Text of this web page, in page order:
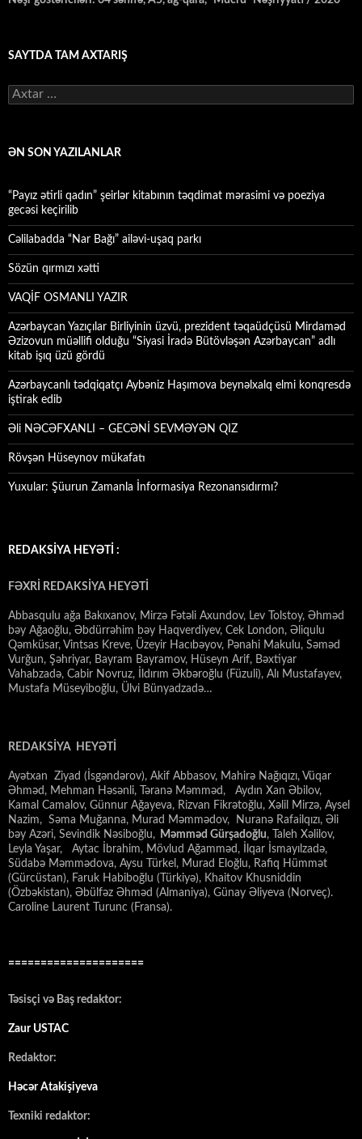
SAYTDA TAM AXTARIŞ
Axtarış:
ƏN SON YAZILANLAR
“Payız ətirli qadın” şeirlər kitabının təqdimat mərasimi və poeziya
gecəsi keçirilib
Cəlilabadda “Nar Bağı” ailəvi-uşaq parkı
Sözün qırmızı xətti
VAQİF OSMANLI YAZIR
Azərbaycan Yazıçılar Birliyinin üzvü, prezident təqaüdçüsü Mirdaməd
Əzizovun müəllifi olduğu “Siyasi İradə Bütövləşən Azərbaycan” adlı
kitab işıq üzü gördü
Azərbaycanlı tədqiqatçı Aybəniz Haşımova beynəlxalq elmi konqresdə
iştirak edib
Əli NƏCƏFXANLI – GECƏNİ SEVMƏYƏN QIZ
Rövşən Hüseynov mükafatı
Yuxular: Şüurun Zamanla İnformasiya Rezonansıdırmı?
REDAKSİYA HEYƏTİ :
FƏXRİ REDAKSİYA HEYƏTİ
Abbasqulu ağa Bakıxanov, Mirzə Fətəli Axundov, Lev Tolstoy, Əhməd
bəy Ağaoğlu, Əbdürrəhim bəy Haqverdiyev, Cek London, Əliqulu
Qəmküsar, Vintsas Kreve, Üzeyir Hacıbəyov, Pənahi Makulu, Səməd
Vurğun, Şəhriyar, Bayram Bayramov, Hüseyn Arif, Bəxtiyar
Vahabzadə, Cabir Novruz, İldırım Əkbəroğlu (Füzuli), Alı Mustafayev,
Mustafa Müseyiboğlu, Ülvi Bünyadzadə…
REDAKSİYA HEYƏTİ
Ayətxan Ziyad (İsgəndərov), Akif Abbasov, Mahirə Nağıqızı, Vüqar
Əhməd, Mehman Həsənli, Təranə Məmməd, Aydın Xan Əbilov,
Kamal Camalov, Günnur Ağayeva, Rizvan Fikrətoğlu, Xəlil Mirzə, Aysel
Nazim, Səma Muğanna, Murad Məmmədov, Nuranə Rafailqızı, Əli
bəy Azəri, Sevindik Nəsiboğlu, Məmməd Gürşadoğlu, Taleh Xəlilov,
Leyla Yaşar, Aytac İbrahim, Mövlud Ağamməd, İlqar İsmayılzadə,
Südabə Məmmədova, Aysu Türkel, Murad Eloğlu, Rafiq Hümmət
(Gürcüstan), Faruk Habiboğlu (Türkiyə), Khaitov Khusniddin
(Özbəkistan), Əbülfəz Əhməd (Almaniya), Günay Əliyeva (Norveç).
Caroline Laurent Turunc (Fransa).
=====================
Təsisçi və Baş redaktor:
Zaur USTAC
Redaktor:
Həcər Atakişiyeva
Texniki redaktor: